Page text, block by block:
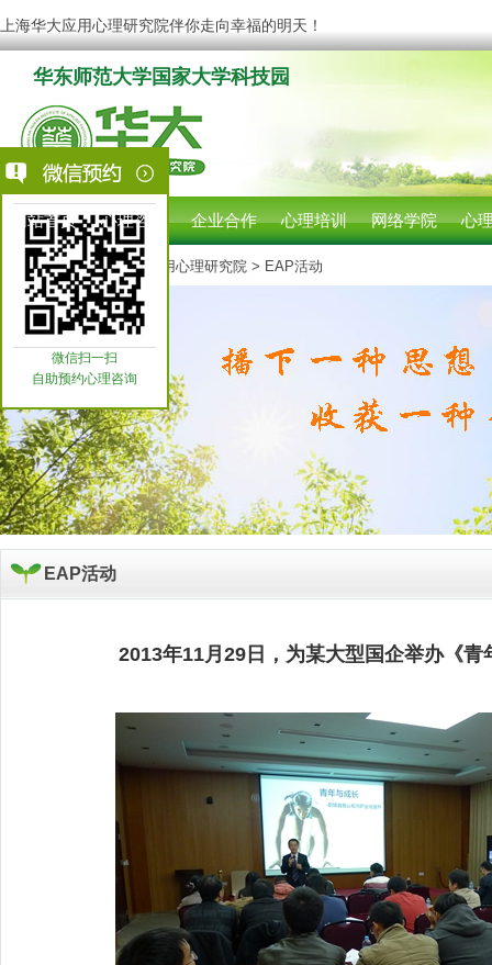
上海华大应用心理研究院伴你走向幸福的明天！
华东师范大学国家大学科技园
网站首页 心理咨询 企业合作 心理培训 网络学院 心
您现在的位置:上海华大应用心理研究院 > EAP活动
EAP活动
2013年11月29日，为某大型国企举办《青
微信扫一扫
自助预约心理咨询